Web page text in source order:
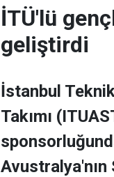
İTÜ'lü
geliştirdi
İstanbul
Takımı